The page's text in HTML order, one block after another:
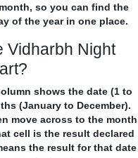
so you can find the
of the year in one place.
Vidharbh Night
shows the date (1 to
(January to December).
move across to the month
cell is the result declared
the result for that date